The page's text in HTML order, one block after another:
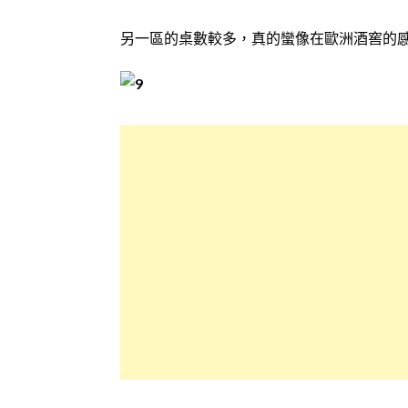
另一區的桌數較多，真的蠻像在歐洲酒窖的